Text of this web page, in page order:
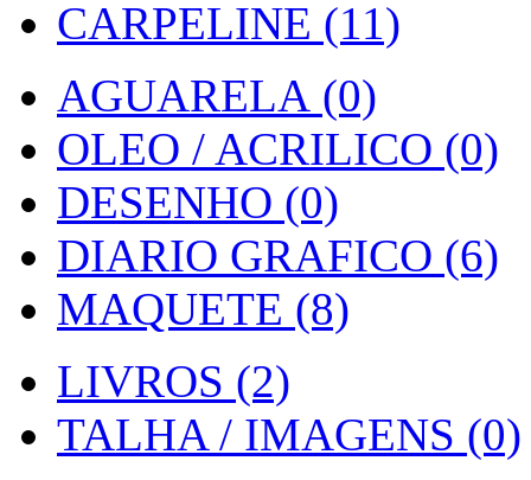
CARPELINE (11)
AGUARELA (0)
OLEO / ACRILICO (0)
DESENHO (0)
DIARIO GRAFICO (6)
MAQUETE (8)
LIVROS (2)
TALHA / IMAGENS (0)